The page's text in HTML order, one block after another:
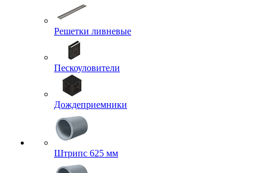
Решетки ливневые
Пескоуловители
Дождеприемники
Штрипс 625 мм